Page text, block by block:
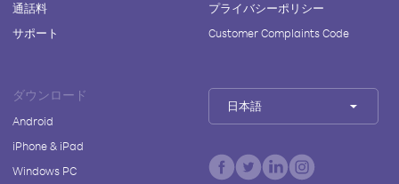
通話料
サポート
プライバシーポリシー
Customer Complaints Code
ダウンロード
Android
iPhone & iPad
Windows PC
日本語